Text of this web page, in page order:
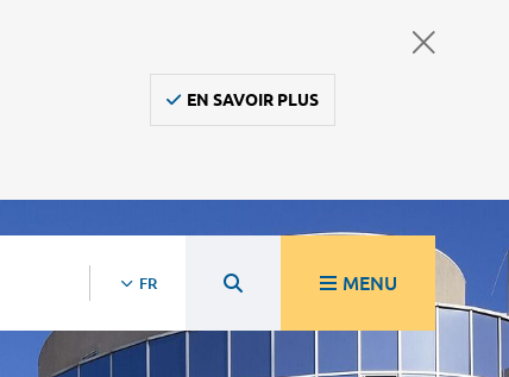
EN SAVOIR PLUS
FR MENU